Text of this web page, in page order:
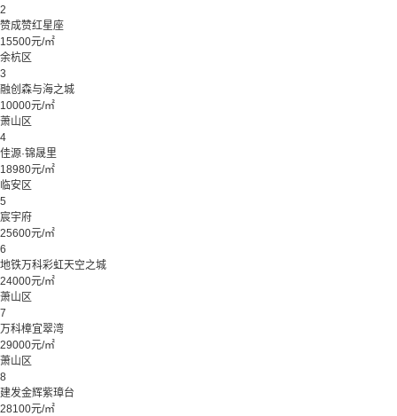
2
赞成赞红星座
15500元/㎡
余杭区
3
融创森与海之城
10000元/㎡
萧山区
4
佳源·锦晟里
18980元/㎡
临安区
5
宸宇府
25600元/㎡
6
地铁万科彩虹天空之城
24000元/㎡
萧山区
7
万科樟宜翠湾
29000元/㎡
萧山区
8
建发金辉紫璋台
28100元/㎡